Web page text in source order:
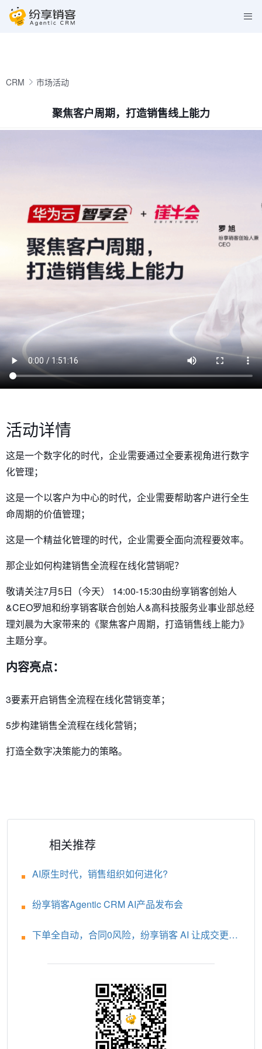
CRM 市场活动
聚焦客户周期，打造销售线上能力
活动详情
这是一个数字化的时代，企业需要通过全要素视角进行数字
化管理；
这是一个以客户为中心的时代，企业需要帮助客户进行全生
命周期的价值管理；
这是一个精益化管理的时代，企业需要全面向流程要效率。
那企业如何构建销售全流程在线化营销呢？
敬请关注7月5日（今天） 14:00-15:30由纷享销客创始人
&CEO罗旭和纷享销客联合创始人&高科技服务业事业部总经
理刘晨为大家带来的《聚焦客户周期，打造销售线上能力》
主题分享。
内容亮点：
3要素开启销售全流程在线化营销变革；
5步构建销售全流程在线化营销；
打造全数字决策能力的策略。
相关推荐
AI原生时代，销售组织如何进化?
纷享销客Agentic CRM AI产品发布会
下单全自动，合同0风险，纷享销客 AI 让成交更轻